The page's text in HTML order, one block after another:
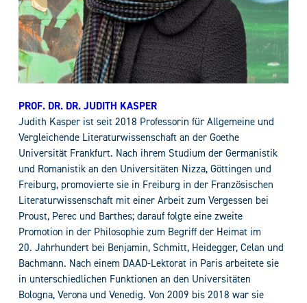
PROF. DR. DR. JUDITH KASPER
Judith Kasper ist seit 2018 Professorin für Allgemeine und
Vergleichende Literaturwissenschaft an der Goethe
Universität Frankfurt. Nach ihrem Studium der Germanistik
und Romanistik an den Universitäten Nizza, Göttingen und
Freiburg, promovierte sie in Freiburg in der Französischen
Literaturwissenschaft mit einer Arbeit zum Vergessen bei
Proust, Perec und Barthes; darauf folgte eine zweite
Promotion in der Philosophie zum Begriff der Heimat im
20. Jahrhundert bei Benjamin, Schmitt, Heidegger, Celan und
Bachmann. Nach einem DAAD-Lektorat in Paris arbeitete sie
in unterschiedlichen Funktionen an den Universitäten
Bologna, Verona und Venedig. Von 2009 bis 2018 war sie